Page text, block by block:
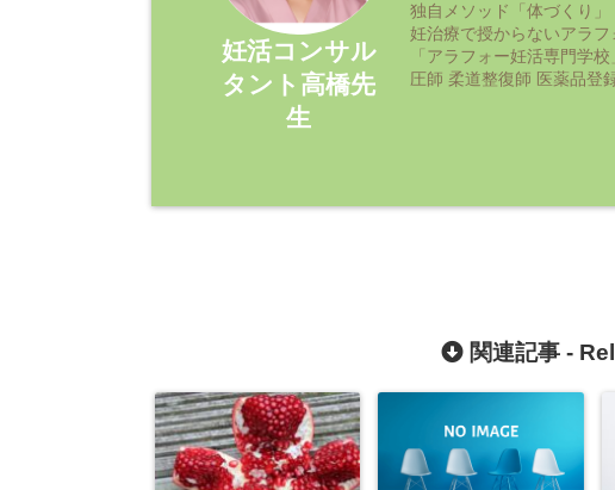
妊活コンサル
タント高橋先
生
独自メソッド「体づくり
妊治療で授からないアラ
「アラフォー妊活専門学
圧師 柔道整復師 医薬品登
関連記事 -